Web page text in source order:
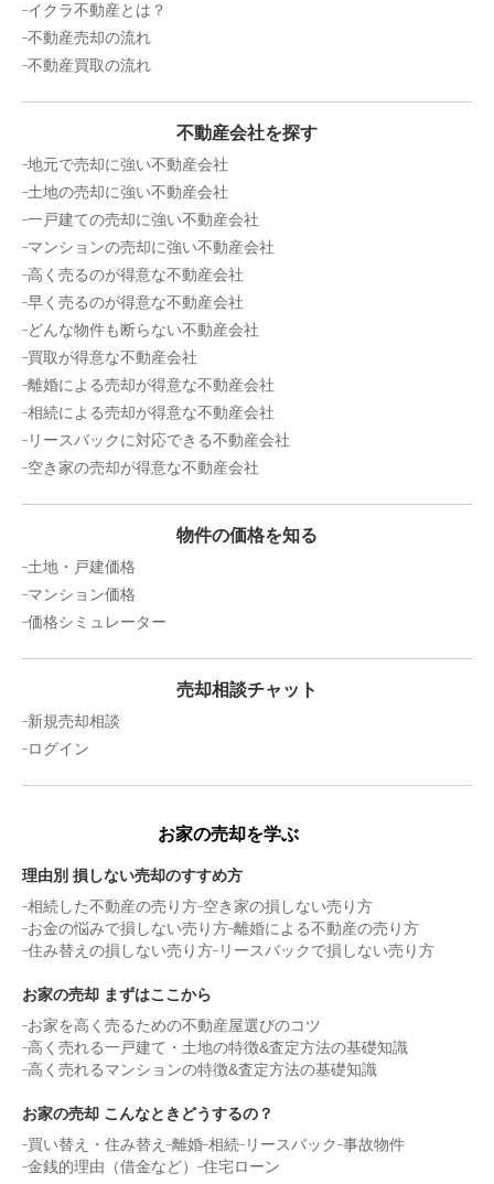
イクラ不動産とは？
不動産売却の流れ
不動産買取の流れ
不動産会社を探す
地元で売却に強い不動産会社
土地の売却に強い不動産会社
一戸建ての売却に強い不動産会社
マンションの売却に強い不動産会社
高く売るのが得意な不動産会社
早く売るのが得意な不動産会社
どんな物件も断らない不動産会社
買取が得意な不動産会社
離婚による売却が得意な不動産会社
相続による売却が得意な不動産会社
リースバックに対応できる不動産会社
空き家の売却が得意な不動産会社
物件の価格を知る
土地・戸建価格
マンション価格
価格シミュレーター
売却相談チャット
新規売却相談
ログイン
お家の売却を学ぶ
理由別 損しない売却のすすめ方
相続した不動産の売り方 空き家の損しない売り方
お金の悩みで損しない売り方 離婚による不動産の売り方
住み替えの損しない売り方 リースバックで損しない売り方
お家の売却 まずはここから
お家を高く売るための不動産屋選びのコツ
高く売れる一戸建て・土地の特徴&査定方法の基礎知識
高く売れるマンションの特徴&査定方法の基礎知識
お家の売却 こんなときどうするの？
買い替え・住み替え
離婚 相続 リースバック 事故物件
金銭的理由（借金など）
住宅ローン